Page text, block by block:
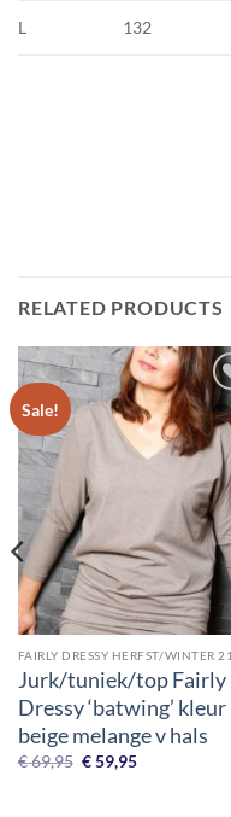
L 132
RELATED PRODUCTS
Sale!
❤
aan
FAIRLY DRESSY HERFST/WINTER
Jurk/tuniek/top Fairly
Dressy ‘batwing’ kleur
beige melange v hals
€69,95 Original
price
€59,95Current